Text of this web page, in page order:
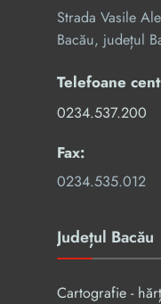
Strada Vasile
Bacău, județul
Telefoane
0234.537.200
Fax:
0234.535.012
Județul Bacău
Cartografie -